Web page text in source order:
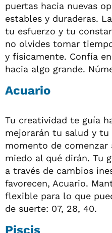
puertas hacia nuevas
estables y duraderas.
tu esfuerzo y tu
no olvides tomar
y físicamente. Confía
hacia algo grande.
Acuario
Tu creatividad te guía
mejorarán tu salud y tu
momento de comenzar
miedo al qué dirán. Tu
a través de cambios
favorecen, Acuario.
flexible para lo que
de suerte: 07, 28, 40.
Piscis